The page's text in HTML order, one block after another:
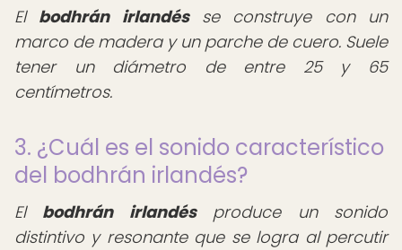
El bodhrán irlandésse construye con un
marco de madera y un parche de cuero. Suele
tener un diámetro de entre 25 y 65
centímetros.
3. ¿Cuál es el sonido característico
del bodhrán irlandés?
El bodhrán irlandésproduce un sonido
distintivo y resonante que se logra al percutir